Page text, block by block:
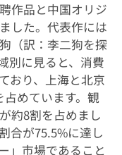
作品と中国オリジ
した。代表作には
（訳：李二狗を探
別に見ると、消費
おり、上海と北京
めています。観
約8割を占めまし
合が75.5%に達し
」市場であること